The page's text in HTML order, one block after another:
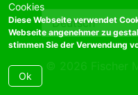
Cookies
Diese Webseite verwendet
Webseite angenehmer zu
stimmen Sie der Verwendung
Ok